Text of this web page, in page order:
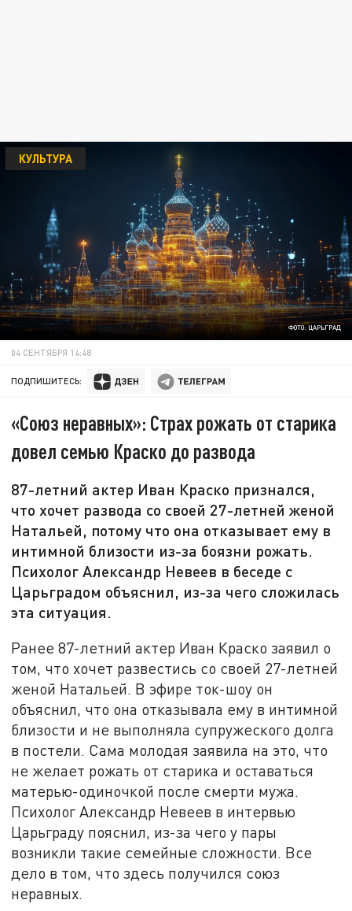
ФОТО: ЦАРЬГРАД
КУЛЬТУРА
04 СЕНТЯБРЯ 14:48
ПОДПИШИТЕСЬ:
«Союз неравных»: Страх рожать от старика
довел семью Краско до развода
87-летний актер Иван Краско признался,
что хочет развода со своей 27-летней женой
Натальей, потому что она отказывает ему в
интимной близости из-за боязни рожать.
Психолог Александр Невеев в беседе с
Царьградом объяснил, из-за чего сложилась
эта ситуация.
Ранее 87-летний актер Иван Краско заявил о
том, что хочет развестись со своей 27-летней
женой Натальей. В эфире ток-шоу он
объяснил, что она отказывала ему в интимной
близости и не выполняла супружеского долга
в постели. Сама молодая заявила на это, что
не желает рожать от старика и оставаться
матерью-одиночкой после смерти мужа.
Психолог Александр Невеев в интервью
Царьграду пояснил, из-за чего у пары
возникли такие семейные сложности. Все
дело в том, что здесь получился союз
неравных.